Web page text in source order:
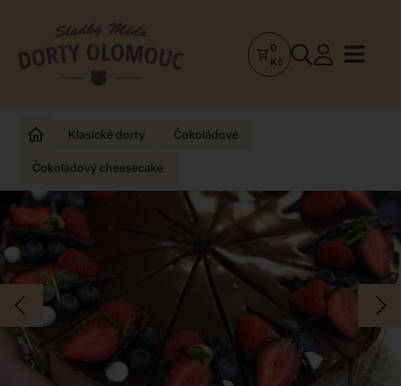
Dorty
Zakázkové
poctivá
cukrárna
0
Kč
Klasické dorty Čokoládové
Čokoládový cheesecake